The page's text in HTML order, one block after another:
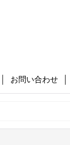
お問い合わせ